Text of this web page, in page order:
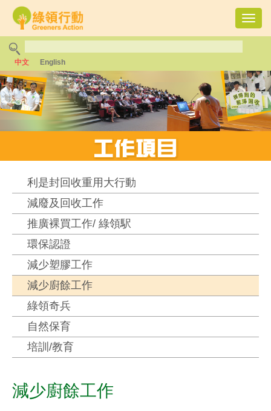
中文 English
利是封回收重用大行動
減廢及回收工作
推廣裸買工作/ 綠領駅
環保認證
減少塑膠工作
減少廚餘工作
綠領奇兵
自然保育
培訓/教育
減少廚餘工作